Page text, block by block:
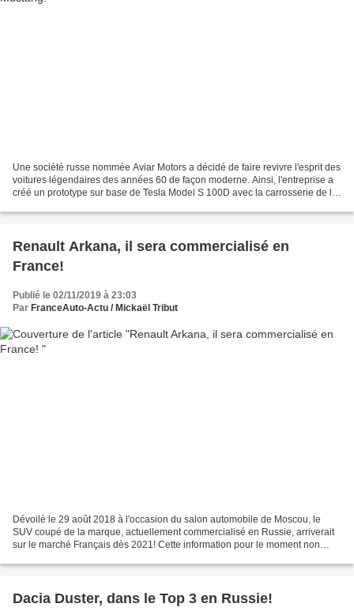
Une société russe nommée Aviar Motors a décidé de faire revivre l'esprit des
voitures légendaires des années 60 de façon moderne. Ainsi, l'entreprise a
créé un prototype sur base de Tesla Model S 100D avec la carrosserie de la
Renault Arkana, il sera commercialisé en
France!
Publié le 02/11/2019 à 23:03
Par FranceAuto-Actu / Mickaël Tribut
Dévoilé le 29 août 2018 à l'occasion du salon automobile de Moscou, le
SUV coupé de la marque, actuellement commercialisé en Russie, arriverait
sur le marché Français dès 2021! Cette information pour le moment non
Dacia Duster, dans le Top 3 en Russie!